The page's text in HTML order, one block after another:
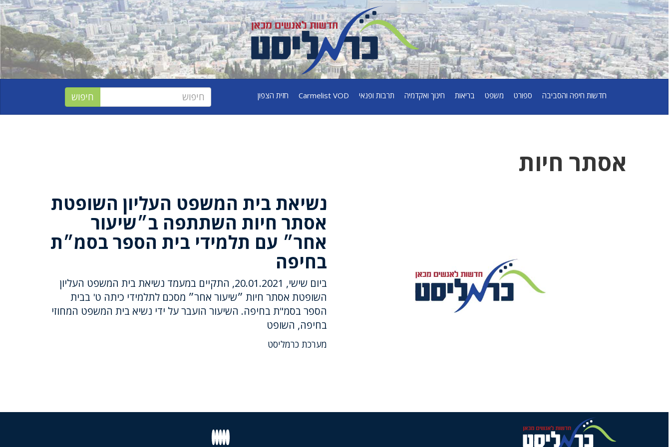
חדשות חיפה והסביבה ספורט משפט בריאות חינוך ואקדמיה תרבות ופנאי Carmelist VOD חזית הצפון
אסתר חיות
נשיאת בית המשפט העליון השופטת
אסתר חיות השתתפה ב״שיעור
אחר״ עם תלמידי בית הספר בסמ״ת
בחיפה
ביום שישי, 20.01.2021, התקיים במעמד נשיאת בית המשפט העליון
השופטת אסתר חיות ״שיעור אחר״ מסכם לתלמידי כיתה ט' בבית
הספר בסמ"ת בחיפה. השיעור הועבר על ידי נשיא בית המשפט המחוזי
בחיפה, השופט
מערכת כרמליסט